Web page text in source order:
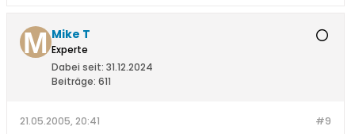
Mike T
Experte
Dabei seit: 31.12.2024
Beiträge: 611
#9
21.05.2005, 20:41